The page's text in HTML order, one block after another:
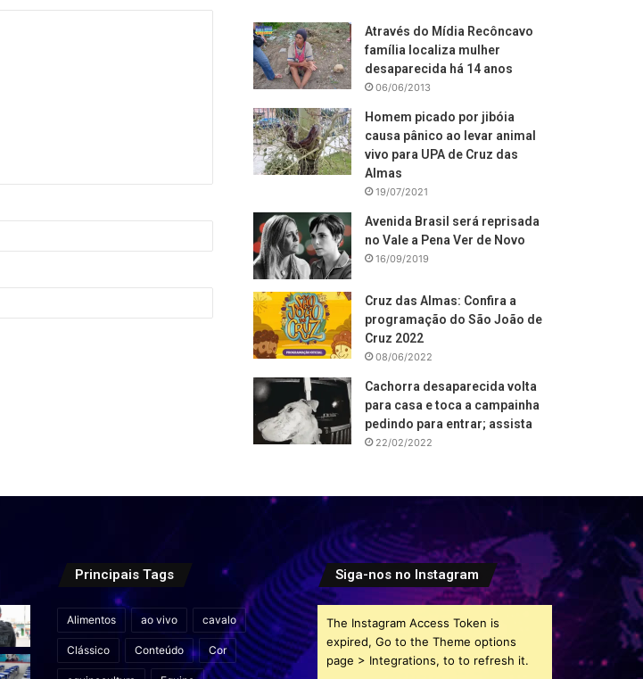
Através do Mídia Recôncavo
família localiza mulher
desaparecida há 14 anos
06/06/2013
Homem picado por jibóia
causa pânico ao levar animal
vivo para UPA de Cruz das
Almas
19/07/2021
Avenida Brasil será reprisada
no Vale a Pena Ver de Novo
16/09/2019
Cruz das Almas: Confira a
programação do São João de
Cruz 2022
08/06/2022
Cachorra desaparecida volta
para casa e toca a campainha
pedindo para entrar; assista
22/02/2022
Principais Tags
Alimentos ao vivo cavalo
Clássico Conteúdo Cor
Siga-nos no Instagram
The Instagram Access Token is
expired, Go to the Theme options
page > Integrations, to to refresh it.